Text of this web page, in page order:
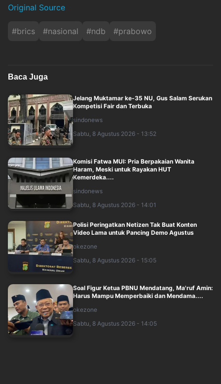
Original Source
#brics #nasional #ndb #prabowo
Baca Juga
Jelang Muktamar ke-35 NU, Gus Salam Serukan
Kompetisi Fair dan Terbuka
sindonews
Sabtu, 8 Agustus 2026 - 13:52
Komisi Fatwa MUI: Pria Berpakaian Wanita
Haram, Meski untuk Rayakan HUT
Kemerdeka....
sindonews
Sabtu, 8 Agustus 2026 - 14:01
Polisi Peringatkan Netizen Tak Buat Konten
Video Lama untuk Pancing Demo Agustus
okezone
Sabtu, 8 Agustus 2026 - 15:05
Soal Figur Ketua PBNU Mendatang, Ma'ruf Amin:
Harus Mampu Memperbaiki dan Mendama....
okezone
Sabtu, 8 Agustus 2026 - 14:05